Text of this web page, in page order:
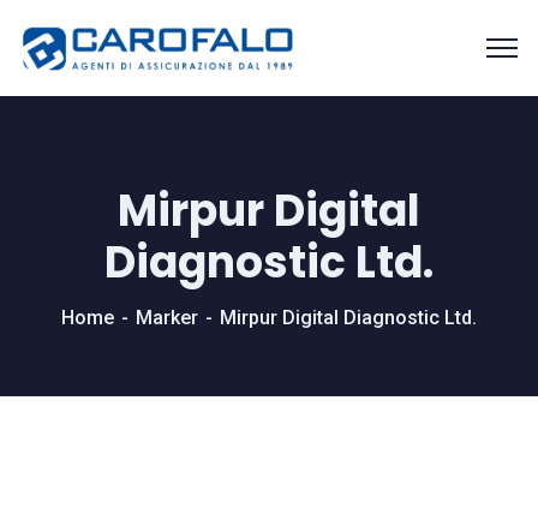
Mirpur Digital
Diagnostic Ltd.
Home Marker Mirpur Digital Diagnostic Ltd.